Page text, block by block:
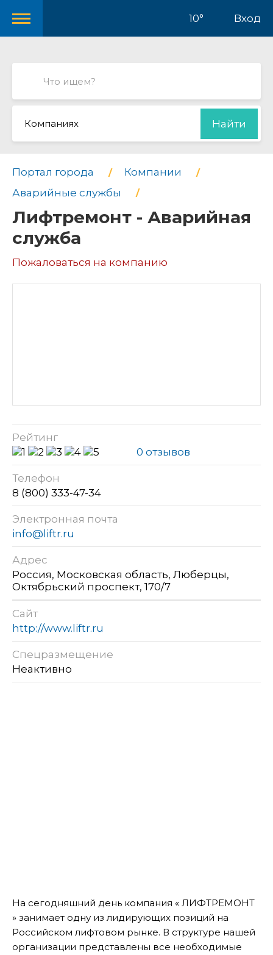
10° Вход
Компаниях Найти
Портал города
Компании
Аварийные службы
Лифтремонт - Аварийная
служба
Пожаловаться на компанию
Рейтинг
0 отзывов
Телефон
8 (800) 333-47-34
Электронная почта
info@liftr.ru
Адрес
Россия, Московская область, Люберцы,
Октябрьский проспект, 170/7
Сайт
http://www.liftr.ru
Спецразмещение
Неактивно
На сегодняшний день компания « ЛИФТРЕМОНТ
» занимает одну из лидирующих позиций на
Российском лифтовом рынке. В структуре нашей
организации представлены все необходимые